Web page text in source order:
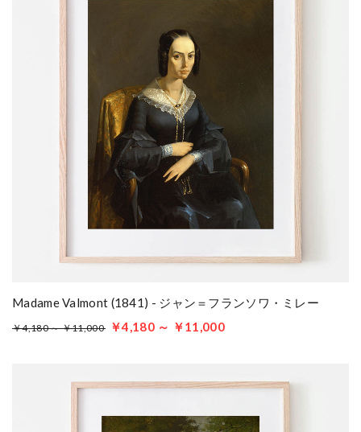
Madame Valmont (1841) - ジャン＝フランソワ・ミレー
￥4,180 ～ ￥11,000 ￥4,180 ～ ￥11,000